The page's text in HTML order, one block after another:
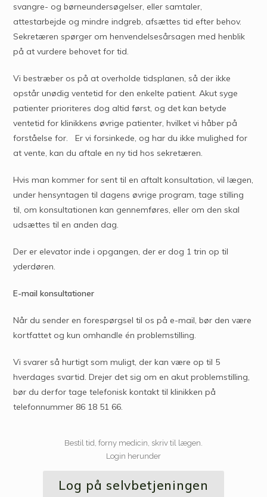
svangre- og børneundersøgelser, eller samtaler,
attestarbejde og mindre indgreb, afsættes tid efter behov.
Sekretæren spørger om henvendelsesårsagen med henblik
på at vurdere behovet for tid.
Vi bestræber os på at overholde tidsplanen, så der ikke
opstår unødig ventetid for den enkelte patient. Akut syge
patienter prioriteres dog altid først, og det kan betyde
ventetid for klinikkens øvrige patienter, hvilket vi håber på
forståelse for. Er vi forsinkede, og har du ikke mulighed for
at vente, kan du aftale en ny tid hos sekretæren.
Hvis man kommer for sent til en aftalt konsultation, vil lægen,
under hensyntagen til dagens øvrige program, tage stilling
til, om konsultationen kan gennemføres, eller om den skal
udsættes til en anden dag.
Der er elevator inde i opgangen, der er dog 1 trin op til
yderdøren.
E-mail konsultationer
Når du sender en forespørgsel til os på e-mail, bør den være
kortfattet og kun omhandle én problemstilling.
Vi svarer så hurtigt som muligt, der kan være op til 5
hverdages svartid. Drejer det sig om en akut problemstilling,
bør du derfor tage telefonisk kontakt til klinikken på
telefonnummer 86 18 51 66.
Bestil tid, forny medicin, skriv til lægen.
Login herunder
Log på selvbetjeningen